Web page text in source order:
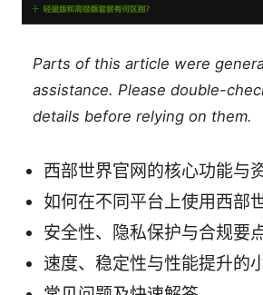
Parts of this article were
assistance. Please double-
details before relying on them.
西部世界官网的核心功能与
如何在不同平台上使用西部
安全性、隐私保护与合规要
速度、稳定性与性能提升的